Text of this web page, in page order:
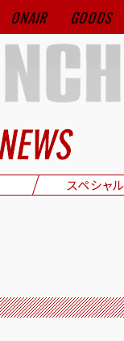
ONAIR GOODS
スペシャル